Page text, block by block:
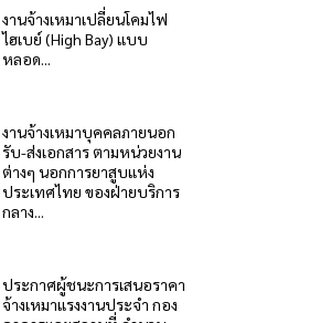
งานจ้างเหมาเปลี่ยนโคมไฟ
ไฮเบย์ (High Bay) แบบ
หลอด...
งานจ้างเหมาบุคคลภายนอก
รับ-ส่งเอกสาร ตามหน่วยงาน
ต่างๆ นอกการยาสูบแห่ง
ประเทศไทย ของฝ่ายบริการ
กลาง...
ประกาศผู้ชนะการเสนอราคา
จ้างเหมาแรงงานประจำ กอง